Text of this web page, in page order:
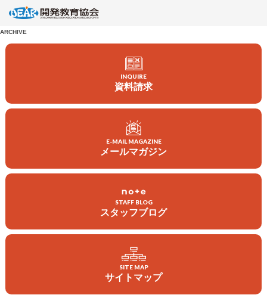
ボランティアをする
企業・団体の皆さまへ
教材・出版物
機関誌
政策提言
ARCHIVE
INQUIRE
資料請求
E-MAIL MAGAZINE
メールマガジン
STAFF BLOG
スタッフブログ
SITE MAP
サイトマップ